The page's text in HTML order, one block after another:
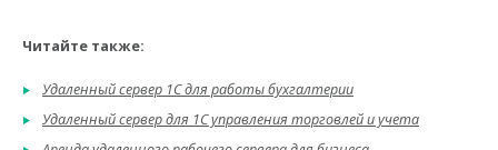
Читайте также:
Удаленный сервер 1С для работы бухгалтерии
Удаленный сервер для 1С управления торговлей и учета